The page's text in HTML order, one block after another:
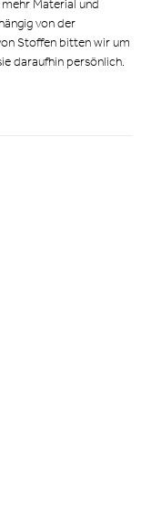
Material und
von der
Stoffen bitten wir um
daraufhin persönlich.